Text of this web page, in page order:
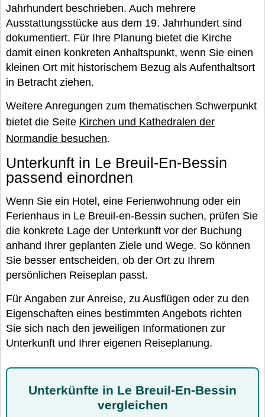
Jahrhundert beschrieben. Auch mehrere
Ausstattungsstücke aus dem 19. Jahrhundert sind
dokumentiert. Für Ihre Planung bietet die Kirche
damit einen konkreten Anhaltspunkt, wenn Sie einen
kleinen Ort mit historischem Bezug als Aufenthaltsort
in Betracht ziehen.
Weitere Anregungen zum thematischen Schwerpunkt
bietet die Seite Kirchen und Kathedralen der
Normandie besuchen.
Unterkunft in Le Breuil-En-Bessin
passend einordnen
Wenn Sie ein Hotel, eine Ferienwohnung oder ein
Ferienhaus in Le Breuil-en-Bessin suchen, prüfen Sie
die konkrete Lage der Unterkunft vor der Buchung
anhand Ihrer geplanten Ziele und Wege. So können
Sie besser entscheiden, ob der Ort zu Ihrem
persönlichen Reiseplan passt.
Für Angaben zur Anreise, zu Ausflügen oder zu den
Eigenschaften eines bestimmten Angebots richten
Sie sich nach den jeweiligen Informationen zur
Unterkunft und Ihrer eigenen Reiseplanung.
Unterkünfte in Le Breuil-En-Bessin
vergleichen